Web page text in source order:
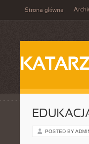
Strona główna
POSTED BY